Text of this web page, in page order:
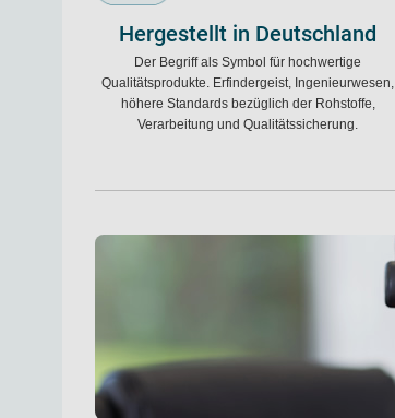
Hergestellt in Deutschland
Der Begriff als Symbol für hochwertige
Qualitätsprodukte. Erfindergeist, Ingenieurwesen,
höhere Standards bezüglich der Rohstoffe,
Verarbeitung und Qualitätssicherung.